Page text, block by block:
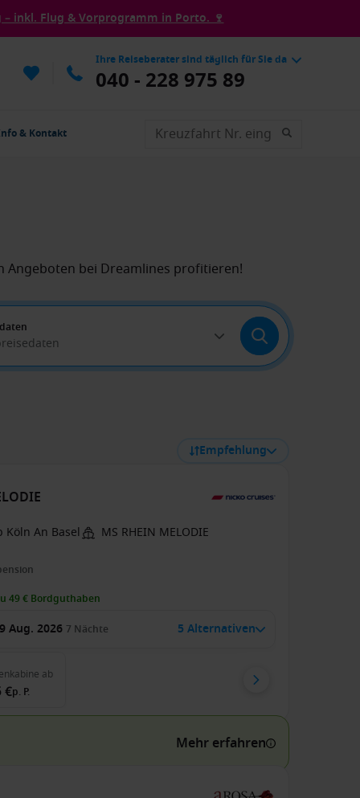
inkl. Flug & Vorprogramm in Porto. 🍷
Ihre Reiseberater sind täglich für Sie da
040 - 228 975 89
& Kontakt
Angeboten bei Dreamlines profitieren!
Empfehlung
Köln An Basel MS RHEIN MELODIE
49 € Bordguthaben
Aug. 2026 7 Nächte 5 Alternativen
ab
€p. P.
Mehr erfahren